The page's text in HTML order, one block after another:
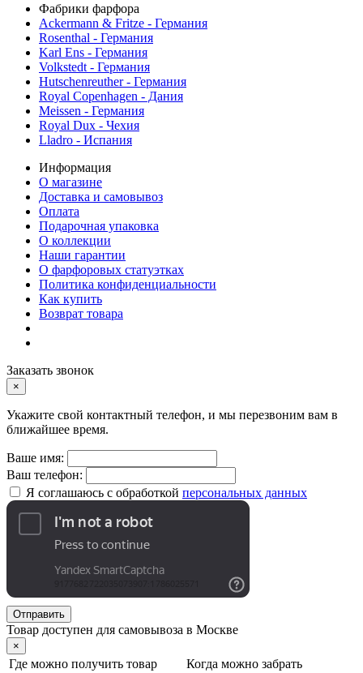
Фабрики фарфора
Ackermann & Fritze - Германия
Rosenthal - Германия
Karl Ens - Германия
Volkstedt - Германия
Hutschenreuther - Германия
Royal Copenhagen - Дания
Meissen - Германия
Royal Dux - Чехия
Lladro - Испания
Информация
О магазине
Доставка и самовывоз
Оплата
Подарочная упаковка
О коллекции
Наши гарантии
О фарфоровых статуэтках
Политика конфиденциальности
Как купить
Возврат товара
Заказать звонок
×
Укажите свой контактный телефон, и мы перезвоним вам в
ближайшее время.
Ваше имя:
Ваш телефон:
Я соглашаюсь с обработкой персональных данных
Отправить
Товар доступен для самовывоза в Москве
×
Где можно получить товар
Когда можно забрать